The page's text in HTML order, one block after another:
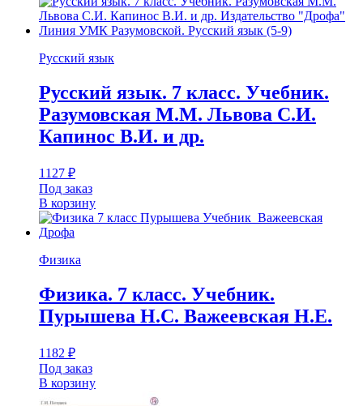
Русский язык
Русский язык. 7 класс. Учебник.
Разумовская М.М. Львова С.И.
Капинос В.И. и др.
1127 ₽
Под заказ
В корзину
Физика
Физика. 7 класс. Учебник.
Пурышева Н.С. Важеевская Н.Е.
1182 ₽
Под заказ
В корзину